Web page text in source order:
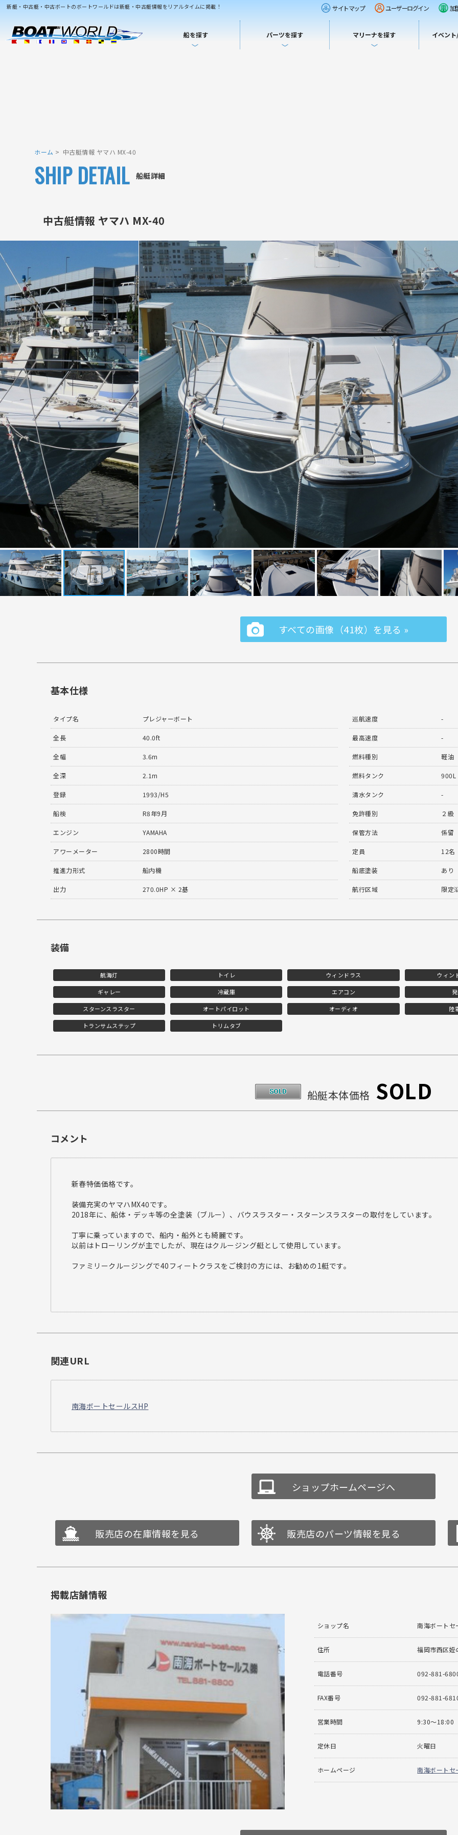
新艇・中古艇・中古ボートのボートワールドは新艇・中古艇情報をリアルタイムに掲載！ サイトマップ ユーザーログイン 加
船を探す パーツを探す マリーナを探す イベン
ホーム 中古艇情報 ヤマハ MX-40
船艇詳細
SHIP DETAIL
中古艇情報 ヤマハ MX-40
すべての画像（41枚）を見る »
基本仕様
タイプ名 プレジャーボート
全長 40.0ft
全幅 3.6m
全深 2.1m
登録 1993/H5
船検 R8年9月
エンジン YAMAHA
アワーメーター 2800時間
推進力形式 船内機
出力 270.0HP × 2基
巡航速度 -
最高速度 -
燃料種別 軽油
燃料タンク 900L
清水タンク -
免許種別 ２級
保管方法 係留
定員 12名
船底塗装 あり
航行区域 限定
装備
航海灯 トイレ ウィンドラス ウィン
ギャレー 冷蔵庫 エアコン
スターンスラスター オートパイロット オーディオ 陸
トランサムステップ トリムタブ
船艇本体価格 SOLD
コメント
新春特価価格です。
装備充実のヤマハMX40です。
2018年に、船体・デッキ等の全塗装（ブルー）、バウスラスター・スターンスラスターの取付をしています。
丁寧に乗っていますので、船内・船外とも綺麗です。
以前はトローリングが主でしたが、現在はクルージング艇として使用しています。
ファミリークルージングで40フィートクラスをご検討の方には、お勧めの1艇です。
関連URL
南海ボートセールスHP
ショップホームページへ
販売店の在庫情報を見る 販売店のパーツ情報を見る
掲載店舗情報
ショップ名 南海ボートセ
住所 福岡市西区
電話番号 092-881-
FAX番号 092-881-
営業時間 9:30〜18:00
定休日 火曜日
ホームページ 南海ボートセ